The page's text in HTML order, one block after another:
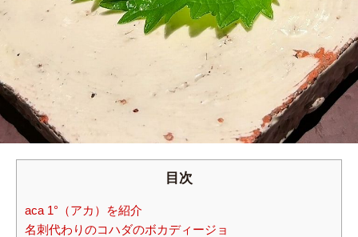
目次
aca 1°（アカ）を紹介
名刺代わりのコハダのボカディージョ